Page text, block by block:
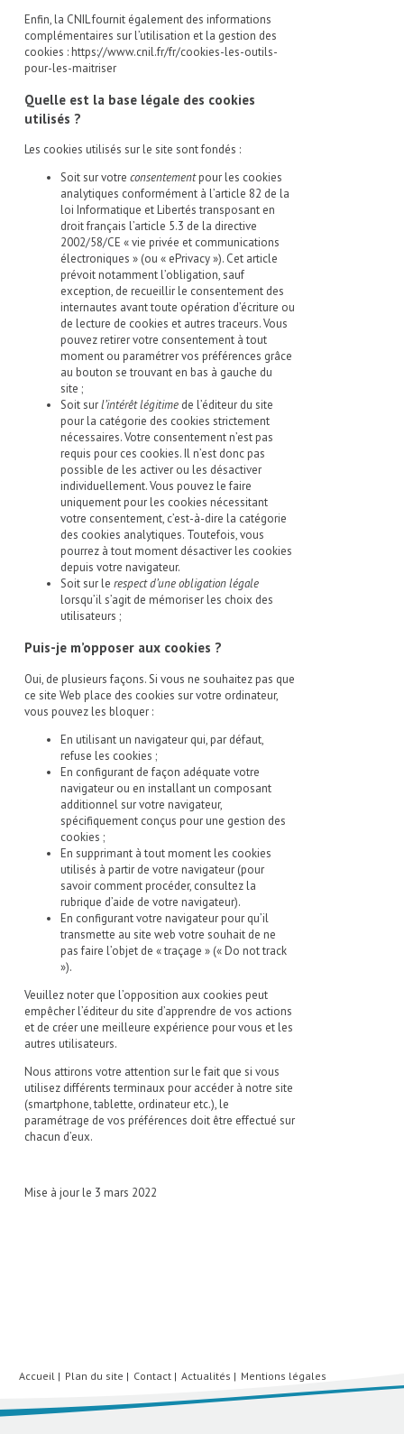
Enfin, la CNIL fournit également des informations
complémentaires sur l’utilisation et la gestion des
cookies :https://www.cnil.fr/fr/cookies-les-outils-
pour-les-maitriser
Quelle est la base légale des cookies
utilisés ?
Les cookies utilisés sur le site sont fondés :
Soit sur votre consentementpour les cookies
analytiques conformément à l’article 82 de la
loi Informatique et Libertés transposant en
droit français l’article 5.3 de la directive
2002/58/CE « vie privée et communications
électroniques » (ou « ePrivacy »). Cet article
prévoit notamment l’obligation, sauf
exception, de recueillir le consentement des
internautes avant toute opération d’écriture ou
de lecture de cookies et autres traceurs. Vous
pouvez retirer votre consentement à tout
moment ou paramétrer vos préférences grâce
au bouton se trouvant en bas à gauche du
site ;
Soit surl’intérêt légitimede l’éditeur du site
pour la catégorie des cookies strictement
nécessaires. Votre consentement n’est pas
requis pour ces cookies. Il n’est donc pas
possible de les activer ou les désactiver
individuellement. Vous pouvez le faire
uniquement pour les cookies nécessitant
votre consentement, c’est-à-dire la catégorie
des cookies analytiques. Toutefois, vous
pourrez à tout moment désactiver les cookies
depuis votre navigateur.
Soit sur le respect d’une obligation légale
lorsqu’il s’agit de mémoriser les choix des
utilisateurs ;
Puis-je m’opposer aux cookies ?
Oui, de plusieurs façons. Si vous ne souhaitez pas que
ce site Web place des cookies sur votre ordinateur,
vous pouvez les bloquer :
En utilisant un navigateur qui, par défaut,
refuse les cookies ;
En configurant de façon adéquate votre
navigateur ou en installant un composant
additionnel sur votre navigateur,
spécifiquement conçus pour une gestion des
cookies ;
En supprimant à tout moment les cookies
utilisés à partir de votre navigateur (pour
savoir comment procéder, consultez la
rubrique d’aide de votre navigateur).
En configurant votre navigateur pour qu’il
transmette au site web votre souhait de ne
pas faire l’objet de « traçage » (« Do not track
»).
Veuillez noter que l’opposition aux cookies peut
empêcher l’éditeur du site d’apprendre de vos actions
et de créer une meilleure expérience pour vous et les
autres utilisateurs.
Nous attirons votre attention sur le fait que si vous
utilisez différents terminaux pour accéder à notre site
(smartphone, tablette, ordinateur etc.), le
paramétrage de vos préférences doit être effectué sur
chacun d’eux.
Mise à jour le 3 mars 2022
Accueil Plan du site Contact Actualités Mentions légales